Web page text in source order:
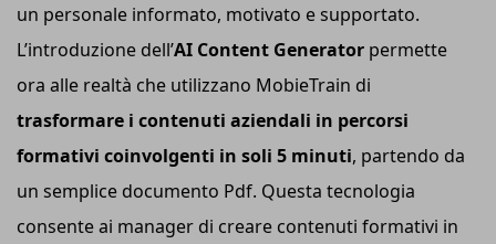
un personale informato, motivato e supportato.
L’introduzione dell’AI Content Generator permette
ora alle realtà che utilizzano MobieTrain di
trasformare i contenuti aziendali in percorsi
formativi coinvolgenti in soli 5 minuti, partendo da
un semplice documento Pdf. Questa tecnologia
consente ai manager di creare contenuti formativi in